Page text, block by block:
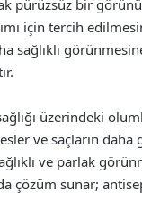
pürüzsüz bir
için tercih
sağlıklı
üzerindeki
ve saçların daha
ve parlak
çözüm sunar;